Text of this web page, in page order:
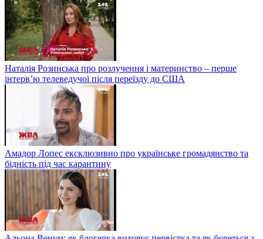
Наталія Розинська про розлучення і материнство – перше
інтерв’ю телеведучої після переїзду до США
Амадор Лопес ексклюзивно про українське громадянство та
бідність під час карантину